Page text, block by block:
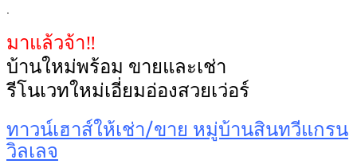
.
มาแล้วจ้า‼️
บ้านใหม่พร้อม ขายและเช่า
รีโนเวทใหม่เอี่ยมอ่องสวยเว่อร์
ทาวน์เฮาส์ให้เช่า/ขาย หมู่บ้านสินทวีแกรน
วิลเลจ